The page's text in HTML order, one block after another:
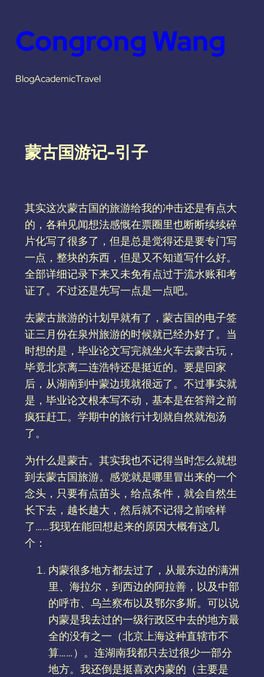
Congrong Wang
BlogAcademicTravel
蒙古国游记-引子
其实这次蒙古国的旅游给我的冲击还是有点大
的，各种见闻想法感慨在票圈里也断断续续碎
片化写了很多了，但是总是觉得还是要专门写
一点，整块的东西，但是又不知道写什么好。
全部详细记录下来又未免有点过于流水账和考
证了。不过还是先写一点是一点吧。
去蒙古旅游的计划早就有了，蒙古国的电子签
证三月份在泉州旅游的时候就已经办好了。当
时想的是，毕业论文写完就坐火车去蒙古玩，
毕竟北京离二连浩特还是挺近的。要是回家
后，从湖南到中蒙边境就很远了。不过事实就
是，毕业论文根本写不动，基本是在答辩之前
疯狂赶工。学期中的旅行计划就自然就泡汤
了。
为什么是蒙古。其实我也不记得当时怎么就想
到去蒙古国旅游。感觉就是哪里冒出来的一个
念头，只要有点苗头，给点条件，就会自然生
长下去，越长越大，然后就不记得之前啥样
了……我现在能回想起来的原因大概有这几
个：
内蒙很多地方都去过了，从最东边的满洲
里、海拉尔，到西边的阿拉善，以及中部
的呼市、乌兰察布以及鄂尔多斯。可以说
内蒙是我去过的一级行政区中去的地方最
全的没有之一（北京上海这种直辖市不
算……）。连湖南我都只去过很少一部分
地方。我还倒是挺喜欢内蒙的（主要是